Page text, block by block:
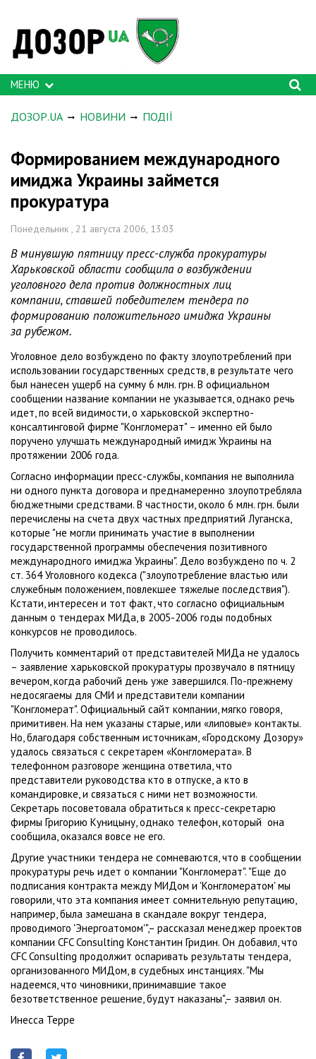
МЕНЮ
ДОЗОР.UA НОВИНИ ПОДІЇ
Формированием международного
имиджа Украины займется
прокуратура
Понедельник , 21 августа 2006, 13:03
В минувшую пятницу пресс-служба прокуратуры
Харьковской области сообщила о возбуждении
уголовного дела против должностных лиц
компании, ставшей победителем тендера по
формированию положительного имиджа Украины
за рубежом.
Уголовное дело возбуждено по факту злоупотреблений при
использовании государственных средств, в результате чего
был нанесен ущерб на сумму 6 млн. грн. В официальном
сообщении название компании не указывается, однако речь
идет, по всей видимости, о харьковской экспертно-
консалтинговой фирме "Конгломерат" – именно ей было
поручено улучшать международный имидж Украины на
протяжении 2006 года.
Согласно информации пресс-службы, компания не выполнила
ни одного пункта договора и преднамеренно злоупотребляла
бюджетными средствами. В частности, около 6 млн. грн. были
перечислены на счета двух частных предприятий Луганска,
которые "не могли принимать участие в выполнении
государственной программы обеспечения позитивного
международного имиджа Украины". Дело возбуждено по ч. 2
ст. 364 Уголовного кодекса ("злоупотребление властью или
служебным положением, повлекшее тяжелые последствия").
Кстати, интересен и тот факт, что согласно официальным
данным о тендерах МИДа, в 2005-2006 годы подобных
конкурсов не проводилось.
Получить комментарий от представителей МИДа не удалось
– заявление харьковской прокуратуры прозвучало в пятницу
вечером, когда рабочий день уже завершился. По-прежнему
недосягаемы для СМИ и представители компании
"Конгломерат". Официальный сайт компании, мягко говоря,
примитивен. На нем указаны старые, или «липовые» контакты.
Но, благодаря собственным источникам, «Городскому Дозору»
удалось связаться с секретарем «Конгломерата». В
телефонном разговоре женщина ответила, что
представители руководства кто в отпуске, а кто в
командировке, и связаться с ними нет возможности.
Секретарь посоветовала обратиться к пресс-секретарю
фирмы Григорию Куницыну, однако телефон, который она
сообщила, оказался вовсе не его.
Другие участники тендера не сомневаются, что в сообщении
прокуратуры речь идет о компании "Конгломерат". "Еще до
подписания контракта между МИДом и 'Конгломератом' мы
говорили, что эта компания имеет сомнительную репутацию,
например, была замешана в скандале вокруг тендера,
проводимого 'Энергоатомом'",– рассказал менеджер проектов
компании CFC Consulting Константин Гридин. Он добавил, что
CFC Consulting продолжит оспаривать результаты тендера,
организованного МИДом, в судебных инстанциях. "Мы
надеемся, что чиновники, принимавшие такое
безответственное решение, будут наказаны",– заявил он.
Инесса Терре